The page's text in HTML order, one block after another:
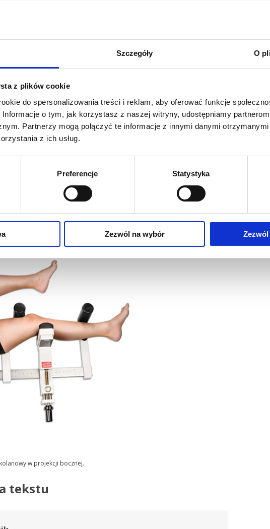
Szczegóły O
z plików cookie
do spersonalizowania treści i reklam, aby oferować funkcje
o tym, jak korzystasz z naszej witryny, udostępniamy
Partnerzy mogą połączyć te informacje z innymi danymi
z ich usług.
Preferencje Statystyka
Zezwól na wybór
i niejednoznacznych wyników pozostałych badań
się do badania stawu skokowego, stawu
Staw łokciowy:
Staw skokowy:
więzadło trójgraniaste,
więzadło skokowo-strzałkowe przednie,
szuflada przednia stawu skokowego.
w projekcji bocznej.
tekstu